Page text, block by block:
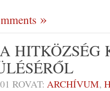
HITKÖZSÉG
ROVAT: ARCHÍVUM,